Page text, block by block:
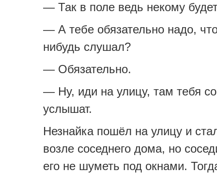
— Так в поле ведь некому
— А тебе обязательно надо,
нибудь слушал?
— Обязательно.
— Ну, иди на улицу, там тебя
услышат.
Незнайка пошёл на улицу и
возле соседнего дома, но
его не шуметь под окнами.